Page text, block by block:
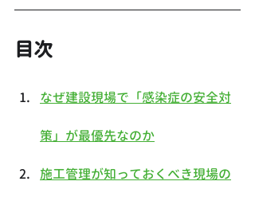
目次
なぜ建設現場で「感染症の安全対
策」が最優先なのか
施工管理が知っておくべき現場の